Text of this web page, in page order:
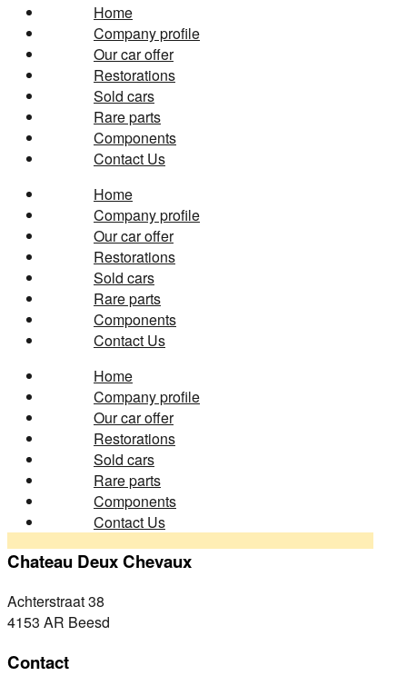
Home
Company profile
Our car offer
Restorations
Sold cars
Rare parts
Components
Contact Us
Home
Company profile
Our car offer
Restorations
Sold cars
Rare parts
Components
Contact Us
Home
Company profile
Our car offer
Restorations
Sold cars
Rare parts
Components
Contact Us
Chateau Deux Chevaux
Achterstraat 38
4153 AR Beesd
Contact